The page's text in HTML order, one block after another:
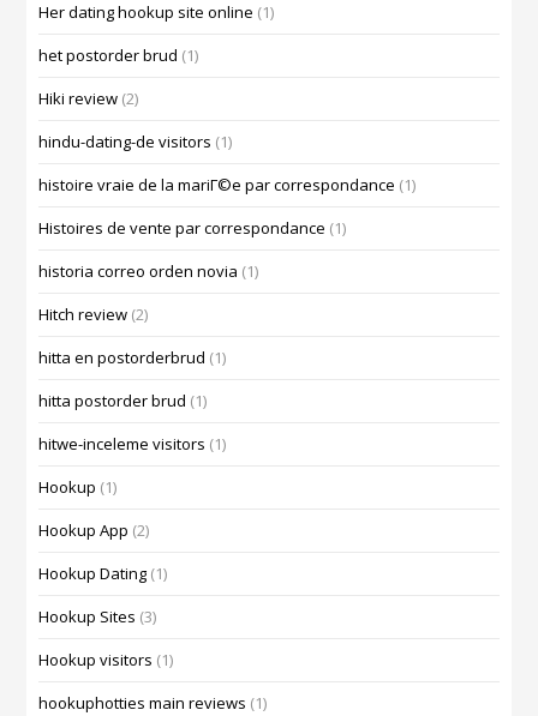
Her dating hookup site online (1)
het postorder brud (1)
Hiki review (2)
hindu-dating-de visitors (1)
histoire vraie de la mariГ©e par correspondance (1)
Histoires de vente par correspondance (1)
historia correo orden novia (1)
Hitch review (2)
hitta en postorderbrud (1)
hitta postorder brud (1)
hitwe-inceleme visitors (1)
Hookup (1)
Hookup App (2)
Hookup Dating (1)
Hookup Sites (3)
Hookup visitors (1)
hookuphotties main reviews (1)